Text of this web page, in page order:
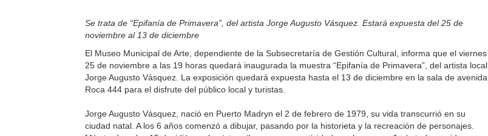
Se trata de “Epifanía de Primavera”, del artista Jorge Augusto Vásquez. Estará expuesta del 25 de
noviembre al 13 de diciembre
El Museo Municipal de Arte, dependiente de la Subsecretaría de Gestión Cultural, informa que el viernes
25 de noviembre a las 19 horas quedará inaugurada la muestra “Epifanía de Primavera”, del artista local
Jorge Augusto Vásquez. La exposición quedará expuesta hasta el 13 de diciembre en la sala de avenida
Roca 444 para el disfrute del público local y turistas.
Jorge Augusto Vásquez, nació en Puerto Madryn el 2 de febrero de 1979, su vida transcurrió en su
ciudad natal. A los 6 años comenzó a dibujar, pasando por la historieta y la recreación de personajes.